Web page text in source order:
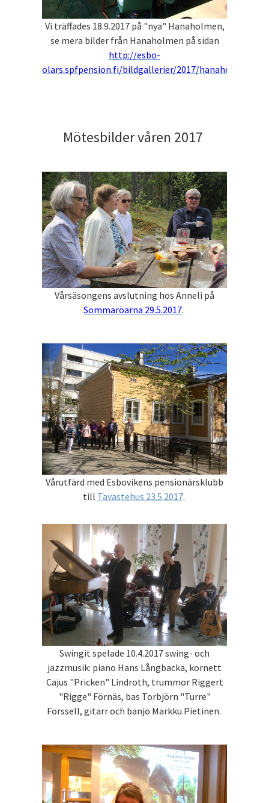
Vi träffades 18.9.2017 på "nya" Hanaholmen,
se mera bilder från Hanaholmen på sidan
http://esbo-
olars.spfpension.fi/bildgallerier/2017/hanaholmen/
Mötesbilder våren 2017
Vårsäsongens avslutning hos Anneli på
Sommaröarna 29.5.2017.
Vårutfärd med Esbovikens pensionärsklubb
till Tavastehus 23.5.2017.
Swingit spelade 10.4.2017 swing- och
jazzmusik: piano Hans Långbacka, kornett
Cajus "Pricken" Lindroth, trummor Riggert
"Rigge" Förnäs, bas Torbjörn "Turre"
Forssell, gitarr och banjo Markku Pietinen.